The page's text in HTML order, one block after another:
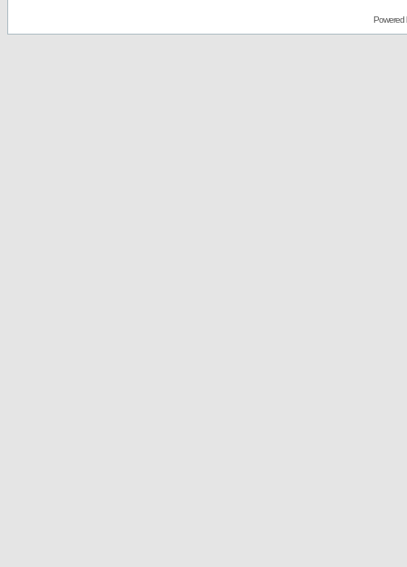
Powered